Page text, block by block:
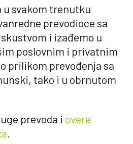
u svakom trenutku
prevodioce sa
i izađemo u
poslovnim i privatnim
prilikom prevođenja sa
tako i u obrnutom
prevoda i overe